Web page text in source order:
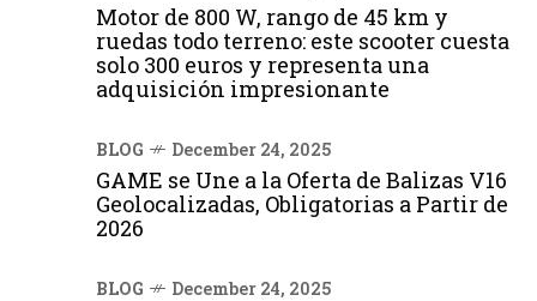
Motor de 800 W, rango de 45 km y
ruedas todo terreno: este scooter cuesta
solo 300 euros y representa una
adquisición impresionante
BLOG December 24, 2025
GAME se Une a la Oferta de Balizas V16
Geolocalizadas, Obligatorias a Partir de
2026
BLOG December 24, 2025